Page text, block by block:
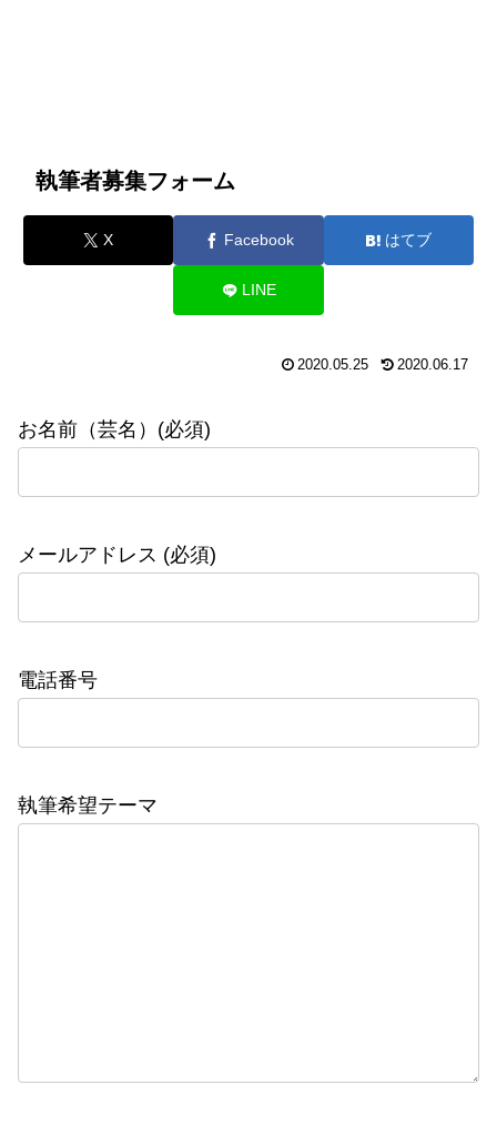
執筆者募集フォーム
X Facebook はてブ
LINE
2020.05.25 2020.06.17
お名前（芸名）(必須)
メールアドレス (必須)
電話番号
執筆希望テーマ